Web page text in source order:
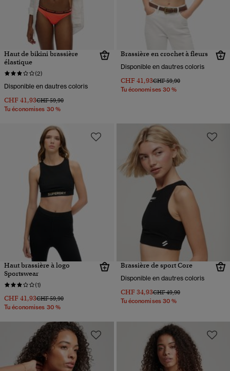
Haut de bikini brassière
élastique
(2)
Disponible en dautres coloris
CHF 41,93Prix réduit de
CHF 59,90à
Tu économises 30 %
Brassière en crochet à fleurs
Disponible en dautres coloris
CHF 41,93Prix réduit de
CHF 59,90à
Tu économises 30 %
Haut brassière à logo
Sportswear
(1)
CHF 41,93Prix réduit de
CHF 59,90à
Tu économises 30 %
Brassière de sport Core
Disponible en dautres coloris
CHF 34,93Prix réduit de
CHF 49,90à
Tu économises 30 %